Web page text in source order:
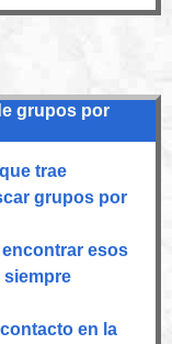
grupos por
trae
grupos por
esos
en la